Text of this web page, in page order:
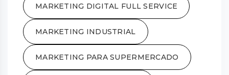
MARKETING DIGITAL FULL SERVICE
MARKETING INDUSTRIAL
MARKETING PARA SUPERMERCADO